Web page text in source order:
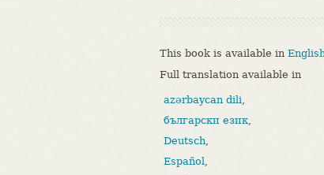
This book is available in
Full translation available in
azərbaycan dili,
български език,
Deutsch,
Español,